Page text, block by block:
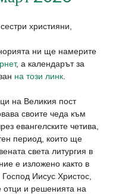
християни,
ни ще намерите
, а календарът за
на този линк.
на Великия пост
своите чеда към
евангелските четива,
период, които ще
света литургия в
е изложено както в
Иисус Христос,
отци и решенията на